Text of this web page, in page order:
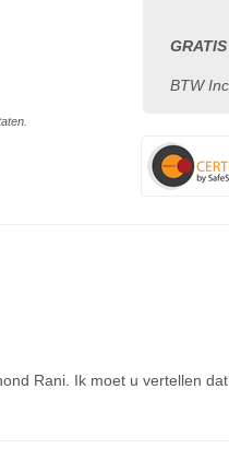
BTW
Rani. Ik moet u vertellen